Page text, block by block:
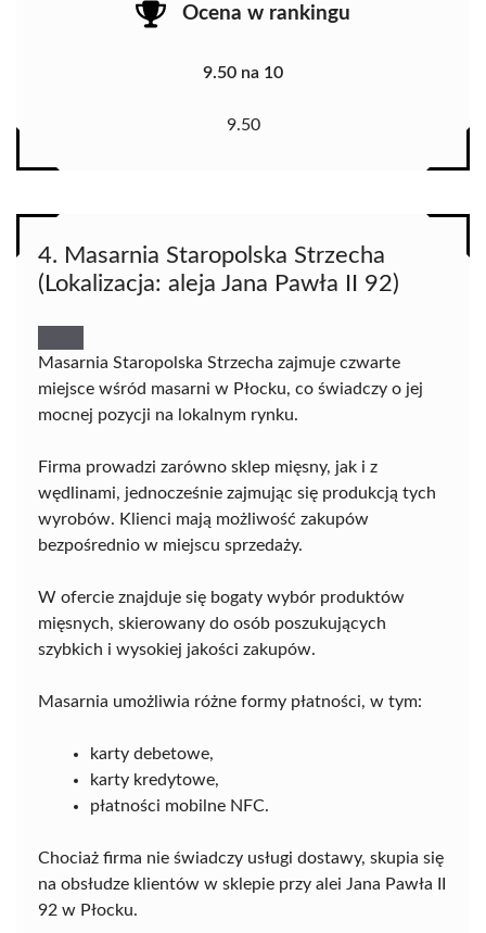
Ocena w rankingu
9.50 na 10
9.50
4. Masarnia Staropolska Strzecha
(Lokalizacja: aleja Jana Pawła II 92)
Masarnia Staropolska Strzecha zajmuje czwarte
miejsce wśród masarni w Płocku, co świadczy o jej
mocnej pozycji na lokalnym rynku.
Firma prowadzi zarówno sklep mięsny, jak i z
wędlinami, jednocześnie zajmując się produkcją tych
wyrobów. Klienci mają możliwość zakupów
bezpośrednio w miejscu sprzedaży.
W ofercie znajduje się bogaty wybór produktów
mięsnych, skierowany do osób poszukujących
szybkich i wysokiej jakości zakupów.
Masarnia umożliwia różne formy płatności, w tym:
karty debetowe,
karty kredytowe,
płatności mobilne NFC.
Chociaż firma nie świadczy usługi dostawy, skupia się
na obsłudze klientów w sklepie przy alei Jana Pawła II
92 w Płocku.